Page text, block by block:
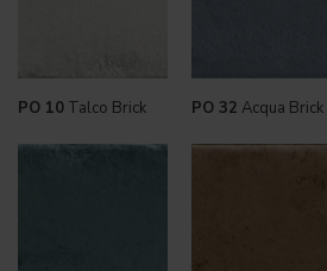
PO 10 Talco Brick PO 32 Acqua Brick